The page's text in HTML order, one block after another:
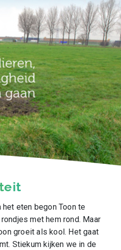
het eten begon Toon te
met hem rond. Maar
groeit als kool. Het gaat
Stiekum kijken we in de